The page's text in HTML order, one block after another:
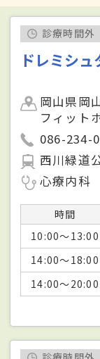
診療時間外
ドレミシ
岡山県岡
フィット
086-234-
西川緑道
心療内科
時間
10:00～13:00
14:00～18:00
14:00～20:00